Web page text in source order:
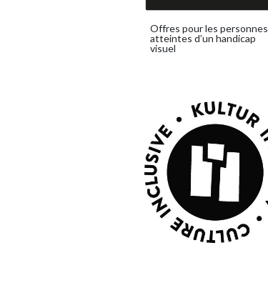
Offres pour les personnes
atteintes d’un handicap
visuel